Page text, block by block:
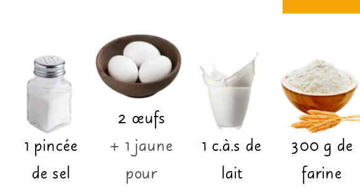
1 pincée
de sel
2 œufs
+ 1 jaune
pour
1 c.à.s de
lait
300 g de
farine